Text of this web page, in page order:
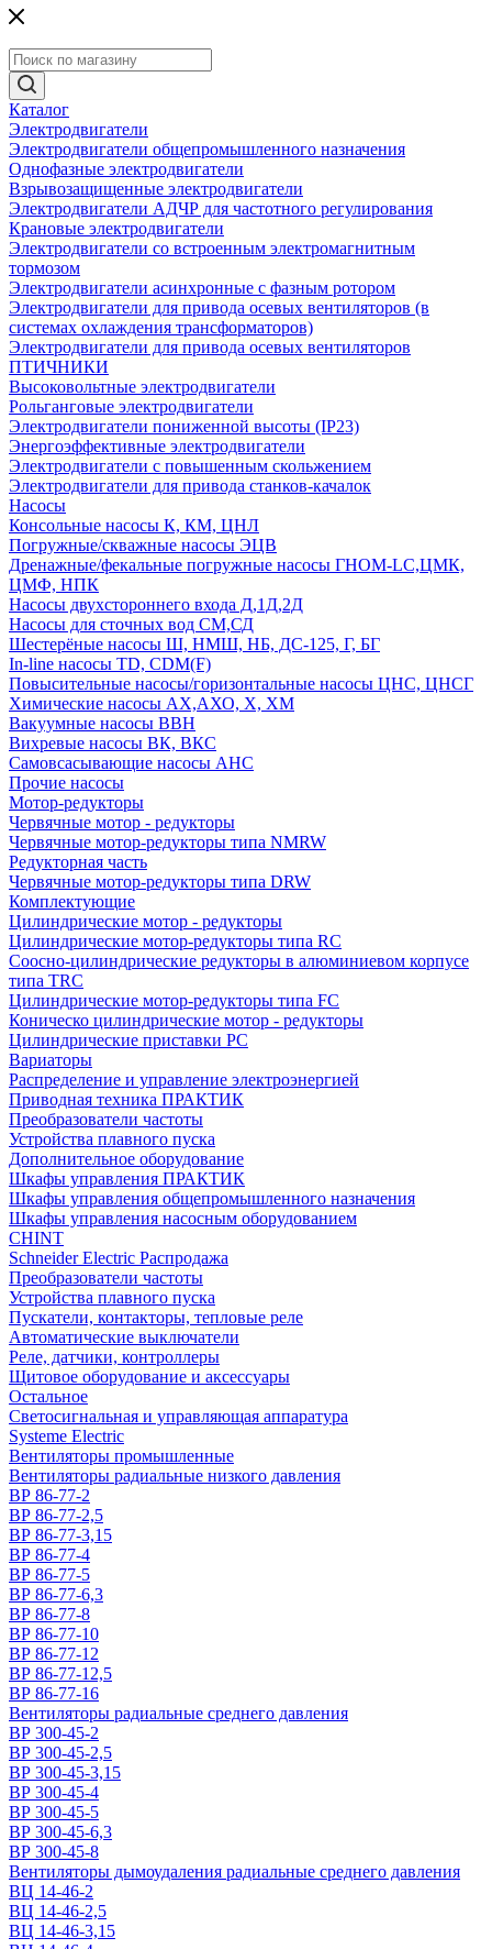
Каталог
Электродвигатели
Электродвигатели общепромышленного назначения
Однофазные электродвигатели
Взрывозащищенные электродвигатели
Электродвигатели АДЧР для частотного регулирования
Крановые электродвигатели
Электродвигатели со встроенным электромагнитным
тормозом
Электродвигатели асинхронные с фазным ротором
Электродвигатели для привода осевых вентиляторов (в
системах охлаждения трансформаторов)
Электродвигатели для привода осевых вентиляторов
ПТИЧНИКИ
Высоковольтные электродвигатели
Рольганговые электродвигатели
Электродвигатели пониженной высоты (IP23)
Энергоэффективные электродвигатели
Электродвигатели с повышенным скольжением
Электродвигатели для привода станков-качалок
Насосы
Консольные насосы К, КМ, ЦНЛ
Погружные/скважные насосы ЭЦВ
Дренажные/фекальные погружные насосы ГНОМ-LC,ЦМК,
ЦМФ, НПК
Насосы двухстороннего входа Д,1Д,2Д
Насосы для сточных вод СМ,СД
Шестерёные насосы Ш, НМШ, НБ, ДС-125, Г, БГ
In-line насосы TD, CDM(F)
Повысительные насосы/горизонтальные насосы ЦНС, ЦНСГ
Химические насосы АХ,АХО, Х, ХМ
Вакуумные насосы ВВН
Вихревые насосы ВК, ВКС
Самовсасывающие насосы АНС
Прочие насосы
Мотор-редукторы
Червячные мотор - редукторы
Червячные мотор-редукторы типа NMRW
Редукторная часть
Червячные мотор-редукторы типа DRW
Комплектующие
Цилиндрические мотор - редукторы
Цилиндрические мотор-редукторы типа RC
Соосно-цилиндрические редукторы в алюминиевом корпусе
типа TRC
Цилиндрические мотор-редукторы типа FC
Коническо цилиндрические мотор - редукторы
Цилиндрические приставки PC
Вариаторы
Распределение и управление электроэнергией
Приводная техника ПРАКТИК
Преобразователи частоты
Устройства плавного пуска
Дополнительное оборудование
Шкафы управления ПРАКТИК
Шкафы управления общепромышленного назначения
Шкафы управления насосным оборудованием
CHINT
Schneider Electric Распродажа
Преобразователи частоты
Устройства плавного пуска
Пускатели, контакторы, тепловые реле
Автоматические выключатели
Реле, датчики, контроллеры
Щитовое оборудование и аксессуары
Остальное
Светосигнальная и управляющая аппаратура
Systeme Electric
Вентиляторы промышленные
Вентиляторы радиальные низкого давления
ВР 86-77-2
ВР 86-77-2,5
ВР 86-77-3,15
ВР 86-77-4
ВР 86-77-5
ВР 86-77-6,3
ВР 86-77-8
ВР 86-77-10
ВР 86-77-12
ВР 86-77-12,5
ВР 86-77-16
Вентиляторы радиальные среднего давления
ВР 300-45-2
ВР 300-45-2,5
ВР 300-45-3,15
ВР 300-45-4
ВР 300-45-5
ВР 300-45-6,3
ВР 300-45-8
Вентиляторы дымоудаления радиальные среднего давления
ВЦ 14-46-2
ВЦ 14-46-2,5
ВЦ 14-46-3,15